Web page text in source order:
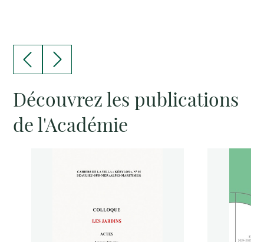
Découvrez les publications
de l'Académie